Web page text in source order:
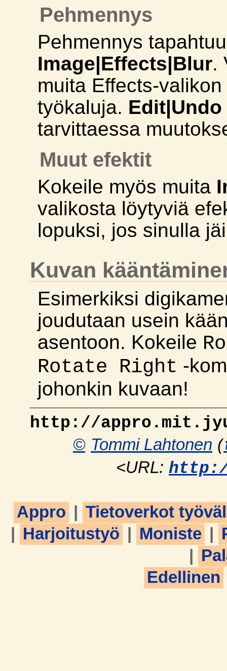
Pehmennys
Pehmennys
Image|Effects|Blur.
muita Effects-
työkaluja. Edit|Undo
tarvittaessa
Muut efektit
Kokeile myös muita
valikosta löytyviä
lopuksi, jos sinulla
Kuvan
Esimerkiksi
joudutaan usein
asentoon. Kokeile
Rotate Right -
johonkin kuvaan!
http://
© Tommi Lahtonen (
<URL:
Appro
Tietoverkot
Harjoitustyö Moniste
Edellinen